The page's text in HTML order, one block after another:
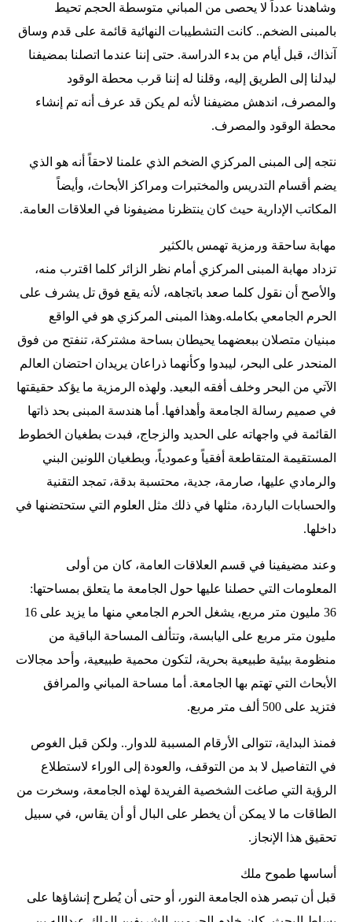
وشاهدنا عدداً لا يحصى من المباني متوسطة الحجم تحيط
بالمبنى الضخم.. كانت التشطيبات النهائية قائمة على قدم وساق
آنذاك، قبل أيام من بدء الدراسة. حتى إننا عندما اتصلنا بمضيفنا
ليدلنا إلى الطريق إليه، وقلنا له إننا قرب محطة الوقود
والمصرف، اندهش مضيفنا لأنه لم يكن قد عرف أنه تم إنشاء
محطة الوقود والمصرف.
نتجه إلى المبنى المركزي الضخم الذي علمنا لاحقاً أنه هو الذي
يضم أقسام التدريس والمختبرات ومراكز الأبحاث، وأيضاً
المكاتب الإدارية حيث كان ينتظرنا مضيفونا في العلاقات العامة.
مهابة ساحقة ورمزية تهمس بالكثير
تزداد مهابة المبنى المركزي أمام نظر الزائر كلما اقترب منه،
والأصح أن نقول كلما صعد باتجاهه، لأنه يقع فوق تل يشرف على
الحرم الجامعي بكامله.وهذا المبنى المركزي هو في الواقع
مبنيان متصلان ببعضهما يحيطان بساحة مشتركة، تنفتح من فوق
المنحدر على البحر، ليبدوا وكأنهما ذراعان يريدان احتضان العالم
الآتي من البحر وخلف أفقه البعيد. ولهذه الرمزية ما يؤكد حقيقتها
في صميم رسالة الجامعة وأهدافها. أما هندسة المبنى بحد ذاتها
القائمة في واجهاته على الحديد والزجاج، فبدت بطغيان الخطوط
المستقيمة المتقاطعة أفقياً وعمودياً، وبطغيان اللونين البني
والرمادي عليها، صارمة، جدية، محتسبة بدقة، تمجد التقنية
والحسابات الباردة، مثلها في ذلك مثل العلوم التي ستحتضنها في
داخلها.
وعند مضيفينا في قسم العلاقات العامة، كان من أولى
المعلومات التي حصلنا عليها حول الجامعة ما يتعلق بمساحتها:
36 مليون متر مربع، يشغل الحرم الجامعي منها ما يزيد على 16
مليون متر مربع على اليابسة، وتتألف المساحة الباقية من
منظومة بيئية طبيعية بحرية، لتكون محمية طبيعية، وأحد مجالات
الأبحاث التي تهتم بها الجامعة. أما مساحة المباني والمرافق
فتزيد على 500 ألف متر مربع.
فمنذ البداية، تتوالى الأرقام المسببة للدوار.. ولكن قبل الغوص
في التفاصيل لا بد من التوقف، والعودة إلى الوراء لاستطلاع
الرؤية التي صاغت الشخصية الفريدة لهذه الجامعة، وسخرت من
الطاقات ما لا يمكن أن يخطر على البال أو أن يقاس، في سبيل
تحقيق هذا الإنجاز.
أساسها طموح ملك
قبل أن تبصر هذه الجامعة النور، أو حتى أن يُطرح إنشاؤها على